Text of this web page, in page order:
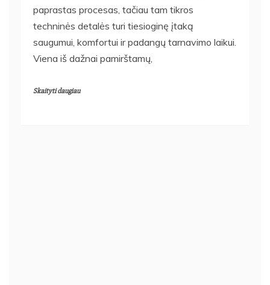
paprastas procesas, tačiau tam tikros
techninės detalės turi tiesioginę įtaką
saugumui, komfortui ir padangų tarnavimo laikui.
Viena iš dažnai pamirštamų,
Skaityti daugiau